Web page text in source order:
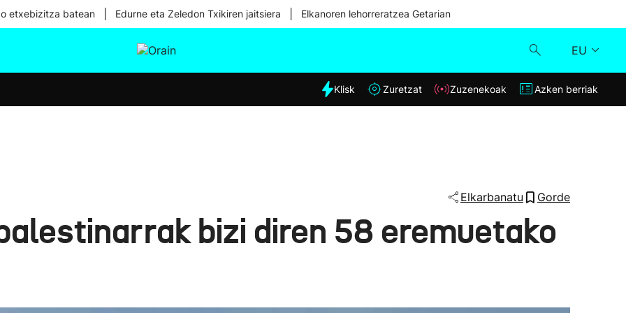
etxebizitza batean Edurne eta Zeledon Txikiren jaitsiera Elkanoren lehorreratzea Getarian
EU
Eguraldia
Klisk
Azken berriak
Klisk Zuretzat Zuzenekoak Azken berriak
Elkarbanatu Gorde
bizi diren 58 eremuetako